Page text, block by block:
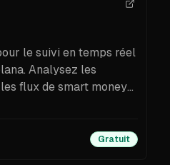
le suivi en temps réel
Analysez les
flux de smart money
Gratuit